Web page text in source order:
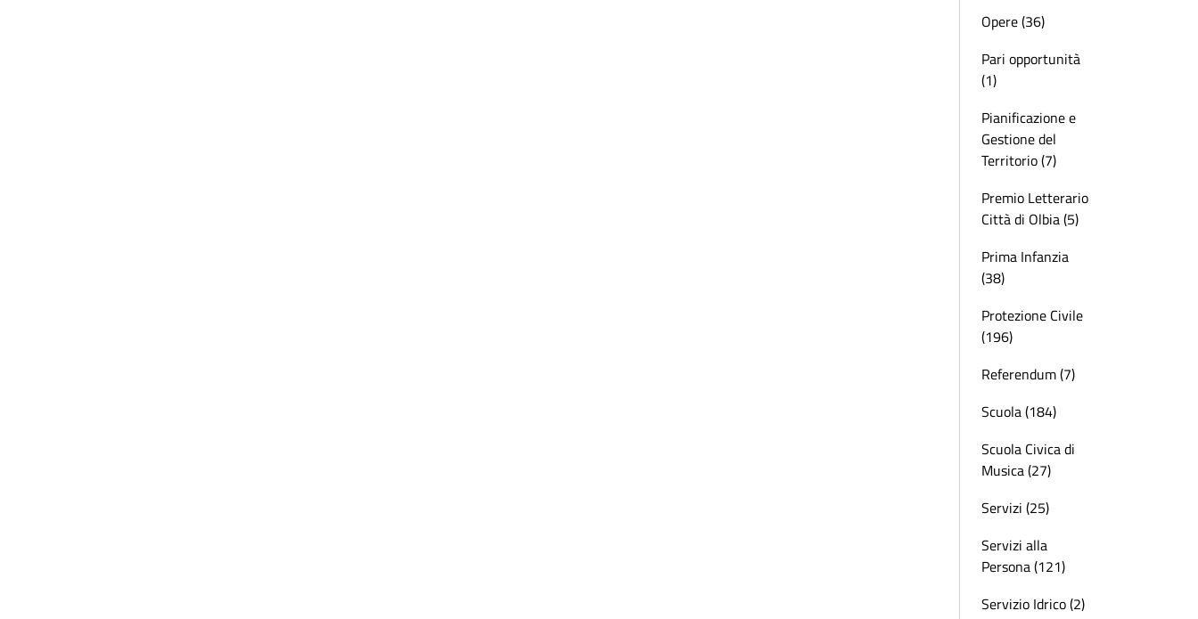
Opere (36)
Pari opportunità
(1)
Pianificazione e
Gestione del
Territorio (7)
Premio Letterario
Città di Olbia (5)
Prima Infanzia
(38)
Protezione Civile
(196)
Referendum (7)
Scuola (184)
Scuola Civica di
Musica (27)
Servizi (25)
Servizi alla
Persona (121)
Servizio Idrico (2)